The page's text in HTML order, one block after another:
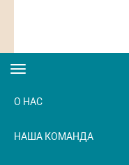
Toggle
О НАС
НАША КОМАНДА